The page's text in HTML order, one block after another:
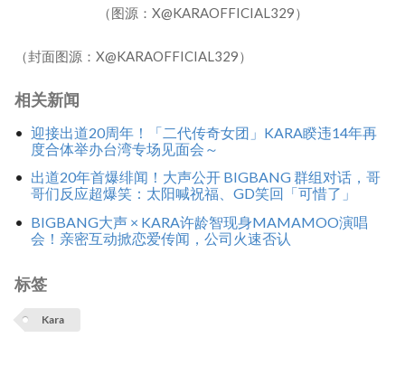
（图源：X@KARAOFFICIAL329）
（封面图源：X@KARAOFFICIAL329）
相关新闻
迎接出道20周年！「二代传奇女团」KARA睽违14年再
度合体举办台湾专场见面会～
出道20年首爆绯闻！大声公开 BIGBANG 群组对话，哥
哥们反应超爆笑：太阳喊祝福、GD笑回「可惜了」
BIGBANG大声 × KARA许龄智现身MAMAMOO演唱
会！亲密互动掀恋爱传闻，公司火速否认
标签
Kara